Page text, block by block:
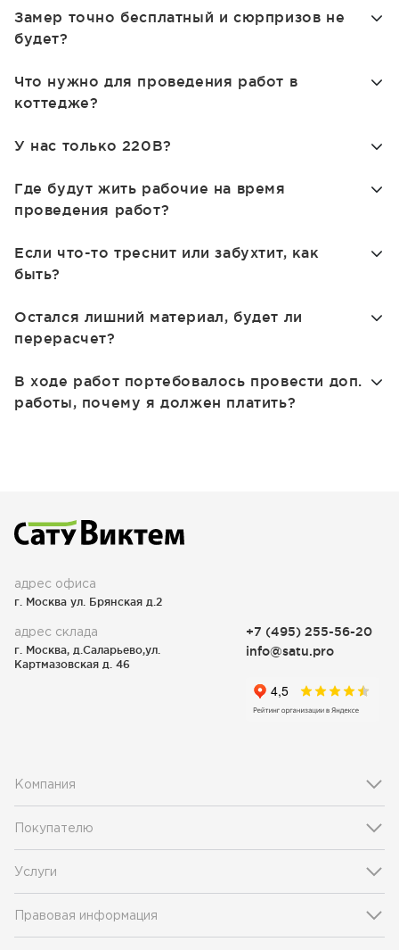
Замер точно бесплатный и сюрпризов не
будет?
Что нужно для проведения работ в
коттедже?
У нас только 220В?
Где будут жить рабочие на время
проведения работ?
Если что-то треснит или забухтит, как
быть?
Остался лишний материал, будет ли
перерасчет?
В ходе работ портебовалось провести доп.
работы, почему я должен платить?
адрес офиса
г. Москва ул. Брянская д.2
адрес склада
г. Москва, д.Саларьево,ул.
Картмазовская д. 46
+7 (495) 255-56-20
info@satu.pro
Компания
Покупателю
Услуги
Правовая информация